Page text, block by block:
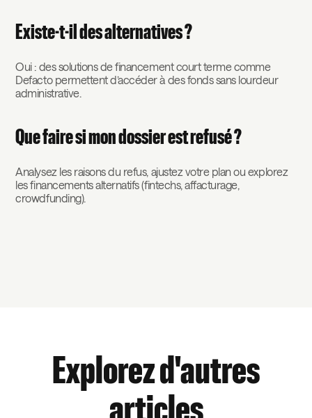
Existe-t-il des alternatives ?
Oui : des solutions de financement court terme comme
Defacto permettent d’accéder à des fonds sans lourdeur
administrative.
Que faire si mon dossier est refusé ?
Analysez les raisons du refus, ajustez votre plan ou explorez
les financements alternatifs (fintechs, affacturage,
crowdfunding).
Explorez d'autres
articles